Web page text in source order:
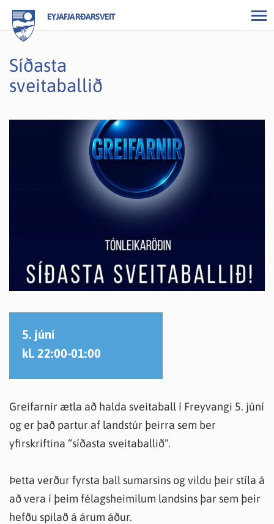
EYJAFJARÐARSVEIT
Síðasta
sveitaballið
5. júní
kl. 22:00-01:00
Greifarnir ætla að halda sveitaball í Freyvangi 5. júní
og er það partur af landstúr þeirra sem ber
yfirskriftina “síðasta sveitaballið”.
Þetta verður fyrsta ball sumarsins og vildu þeir stíla á
að vera í þeim félagsheimilum landsins þar sem þeir
hefðu spilað á árum áður.